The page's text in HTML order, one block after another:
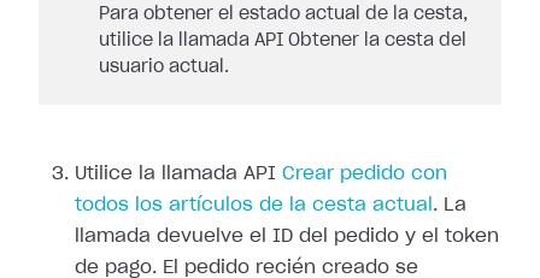
Para obtener el estado actual de la cesta,
utilice la llamada API Obtener la cesta del
usuario actual.
Utilice la llamada API Crear pedido con
todos los artículos de la cesta actual . La
llamada devuelve el ID del pedido y el token
de pago. El pedido recién creado se